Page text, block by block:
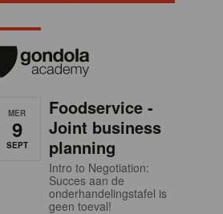
MER
9
SEPT
Foodservice -
Joint business
planning
Intro to Negotiation:
Succes aan de
onderhandelingstafel is
geen toeval!